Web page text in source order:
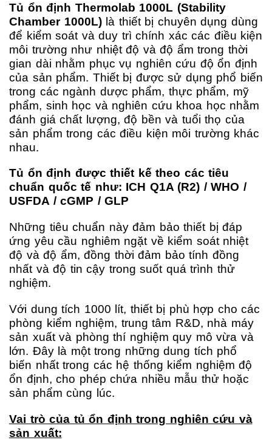
Tủ ổn định Thermolab 1000L (Stability
Chamber 1000L)là thiết bị chuyên dụng dùng
để kiểm soát và duy trì chính xác các điều kiện
môi trường như nhiệt độ và độ ẩm trong thời
gian dài nhằm phục vụ nghiên cứu độ ổn định
của sản phẩm. Thiết bị được sử dụng phổ biến
trong các ngành dược phẩm, thực phẩm, mỹ
phẩm, sinh học và nghiên cứu khoa học nhằm
đánh giá chất lượng, độ bền và tuổi thọ của
sản phẩm trong các điều kiện môi trường khác
nhau.
Tủ ổn định được thiết kế theo các tiêu
chuẩn quốc tế như: ICH Q1A (R2) / WHO /
USFDA / cGMP / GLP
Những tiêu chuẩn này đảm bảo thiết bị đáp
ứng yêu cầu nghiêm ngặt về kiểm soát nhiệt
độ và độ ẩm, đồng thời đảm bảo tính đồng
nhất và độ tin cậy trong suốt quá trình thử
nghiệm.
Với dung tích 1000 lít, thiết bị phù hợp cho các
phòng kiểm nghiệm, trung tâm R&D, nhà máy
sản xuất và phòng thí nghiệm quy mô vừa và
lớn. Đây là một trong những dung tích phổ
biến nhất trong các hệ thống kiểm nghiệm độ
ổn định, cho phép chứa nhiều mẫu thử hoặc
sản phẩm cùng lúc.
Vai trò của tủ ổn định trong nghiên cứu và
sản xuất: